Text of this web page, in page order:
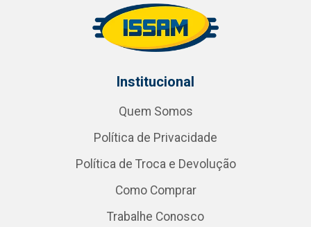
Institucional
Quem Somos
Política de Privacidade
Política de Troca e Devolução
Como Comprar
Trabalhe Conosco